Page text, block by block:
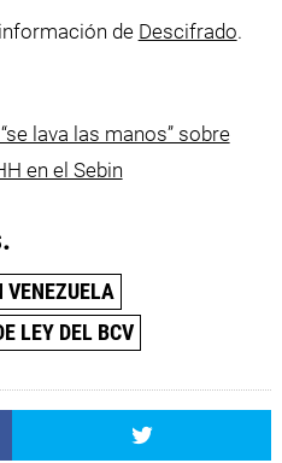
de Descifrado.
lava las manos” sobre
en el Sebin
VENEZUELA
LEY DEL BCV